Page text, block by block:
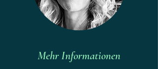
Mehr Informationen